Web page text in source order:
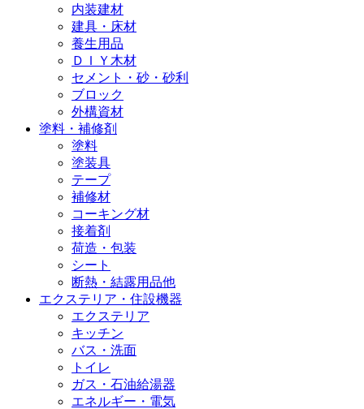
内装建材
建具・床材
養生用品
ＤＩＹ木材
セメント・砂・砂利
ブロック
外構資材
塗料・補修剤
塗料
塗装具
テープ
補修材
コーキング材
接着剤
荷造・包装
シート
断熱・結露用品他
エクステリア・住設機器
エクステリア
キッチン
バス・洗面
トイレ
ガス・石油給湯器
エネルギー・電気